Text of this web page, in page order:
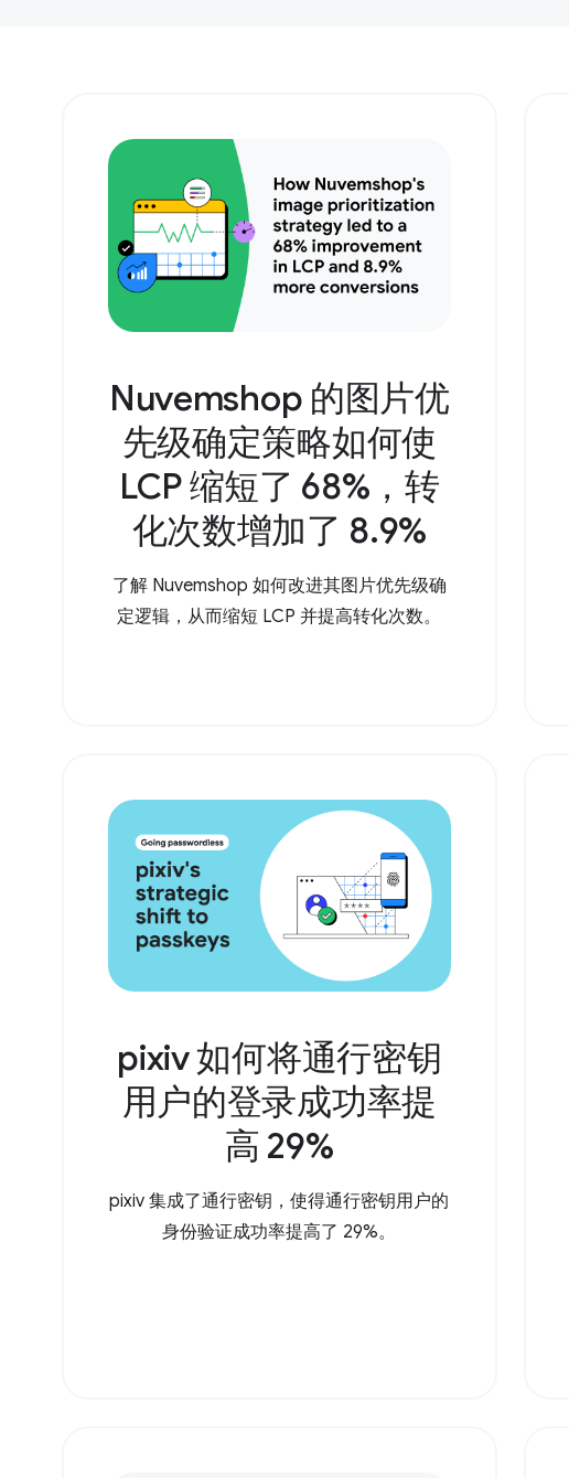
Nuvemshop 的图片优
先级确定策略如何使
LCP 缩短了 68%，转
化次数增加了 8.9%
了解 Nuvemshop 如何改进其图片优先级确
定逻辑，从而缩短 LCP 并提高转化次数。
pixiv 如何将通行密钥
用户的登录成功率提
高 29%
pixiv 集成了通行密钥，使得通行密钥用户的
身份验证成功率提高了 29%。